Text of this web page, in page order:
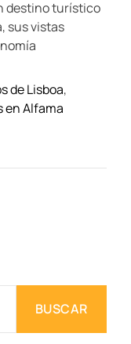
i
m
e
destino turístico
sus vistas
de Lisboa,
en Alfama
BUSCAR